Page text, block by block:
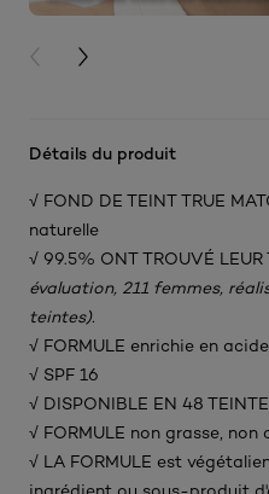
PREVIOUS CARD
NEXT CARD
Détails du produit
√ FOND DE TEINT TRUE
naturelle​
√ 99.5% ONT TROUVÉ LEUR
évaluation, 211 femmes,
teintes).
√ FORMULE enrichie en
√ SPF 16
√ DISPONIBLE EN 48
√ FORMULE non grasse, non
√ LA FORMULE est